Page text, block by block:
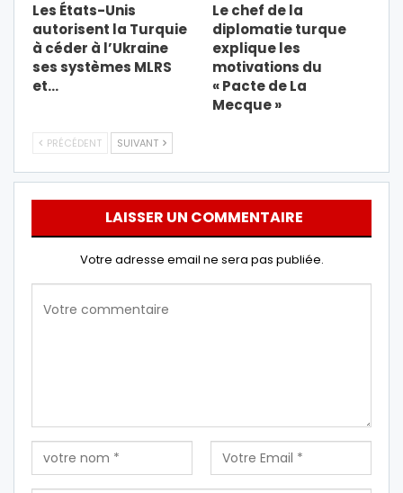
Les États-Unis
autorisent la Turquie
à céder à l’Ukraine
ses systèmes MLRS
et…
Le chef de la
diplomatie turque
explique les
motivations du
« Pacte de La
Mecque »
PRÉCÉDENT SUIVANT
LAISSER UN COMMENTAIRE
Votre adresse email ne sera pas publiée.